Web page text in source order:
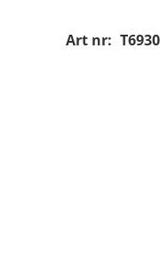
Art nr: T6930